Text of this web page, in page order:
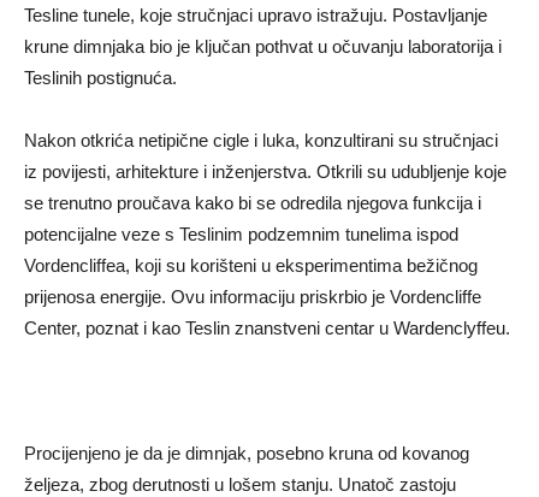
Tesline tunele, koje stručnjaci upravo istražuju. Postavljanje
krune dimnjaka bio je ključan pothvat u očuvanju laboratorija i
Teslinih postignuća.
Nakon otkrića netipične cigle i luka, konzultirani su stručnjaci
iz povijesti, arhitekture i inženjerstva. Otkrili su udubljenje koje
se trenutno proučava kako bi se odredila njegova funkcija i
potencijalne veze s Teslinim podzemnim tunelima ispod
Vordencliffea, koji su korišteni u eksperimentima bežičnog
prijenosa energije. Ovu informaciju priskrbio je Vordencliffe
Center, poznat i kao Teslin znanstveni centar u Wardenclyffeu.
Procijenjeno je da je dimnjak, posebno kruna od kovanog
željeza, zbog derutnosti u lošem stanju. Unatoč zastoju